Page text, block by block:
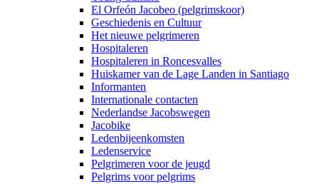
El Orfeón Jacobeo (pelgrimskoor)
Geschiedenis en Cultuur
Het nieuwe pelgrimeren
Hospitaleren
Hospitaleren in Roncesvalles
Huiskamer van de Lage Landen in Santiago
Informanten
Internationale contacten
Nederlandse Jacobswegen
Jacobike
Ledenbijeenkomsten
Ledenservice
Pelgrimeren voor de jeugd
Pelgrims voor pelgrims